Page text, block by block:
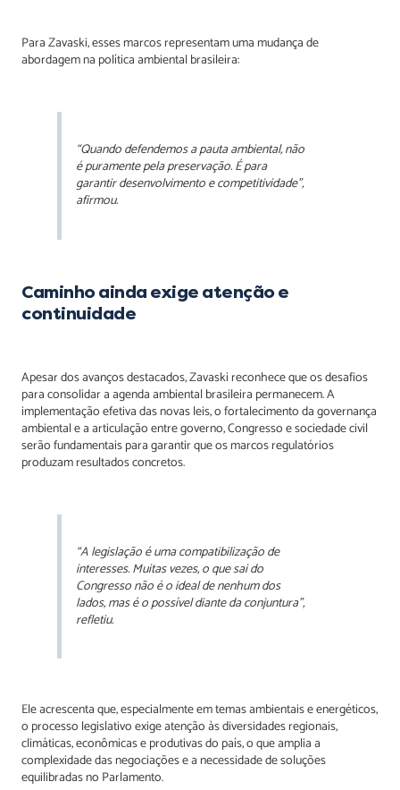
Para Zavaski, esses marcos representam uma mudança de
abordagem na política ambiental brasileira:
“Quando defendemos a pauta ambiental, não
é puramente pela preservação. É para
garantir desenvolvimento e competitividade”,
afirmou.
Caminho ainda exige atenção e
continuidade
Apesar dos avanços destacados, Zavaski reconhece que os desafios
para consolidar a agenda ambiental brasileira permanecem. A
implementação efetiva das novas leis, o fortalecimento da governança
ambiental e a articulação entre governo, Congresso e sociedade civil
serão fundamentais para garantir que os marcos regulatórios
produzam resultados concretos.
“A legislação é uma compatibilização de
interesses. Muitas vezes, o que sai do
Congresso não é o ideal de nenhum dos
lados, mas é o possível diante da conjuntura”,
refletiu.
Ele acrescenta que, especialmente em temas ambientais e energéticos,
o processo legislativo exige atenção às diversidades regionais,
climáticas, econômicas e produtivas do país, o que amplia a
complexidade das negociações e a necessidade de soluções
equilibradas no Parlamento.